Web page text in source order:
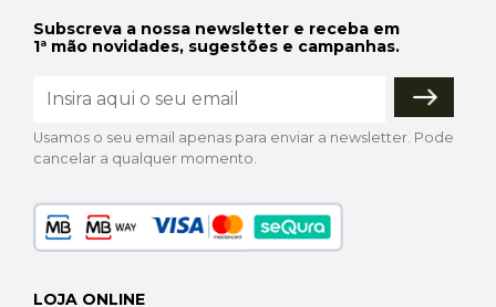
Subscreva a nossa newsletter e receba em
1ª mão novidades, sugestões e campanhas.
Usamos o seu email apenas para enviar a newsletter. Pode
cancelar a qualquer momento.
LOJA ONLINE